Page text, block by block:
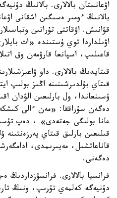
اۋعانستان بالالارى. بالانىڭ
بالانىڭ ءومىر ەسىگىن اشقانى
قۋانىش. اۋقاتتى تۇراتىن
اۋىلداردا توي ۇستىندە «ات
قاعىلىپ، اسپانعا قارۋمەن وق
قىتايدىڭ بالالارى. داو
قىتاي بۇلدىرشىنىنە اڭىز بولىپ
ۇسىنعاندا، ول بارلىعىن الۋدان
دەگەن سۇراققا: «مەن ءالى
عانا بولىگى جەتەدى» ، دەپ
قىلىعىن بارلىق قىتاي پەرزەنتىنە
قاناعاتشىل، مەيىرىمدى،
دەگەنى.
فرانسيا بالالارى. فرانسۋزداردىڭ
دۇنيەگە كەلمەي تۇرىپ، ونىڭ